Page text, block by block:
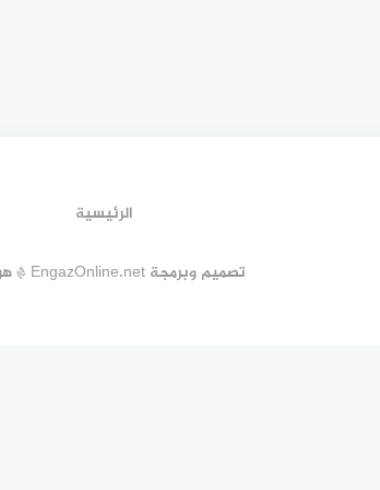
الرئيسية
تصميم وبرمجة EngazOnline.net * هوم سيرفر